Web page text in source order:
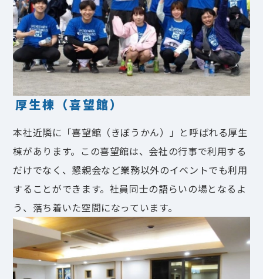
厚生棟（喜望館）
本社近隣に「喜望館（きぼうかん）」と呼ばれる厚生
棟があります。この喜望館は、会社の行事で利用する
だけでなく、懇親会など業務以外のイベントでも利用
することができます。社員同士の語らいの場となるよ
う、落ち着いた空間になっています。